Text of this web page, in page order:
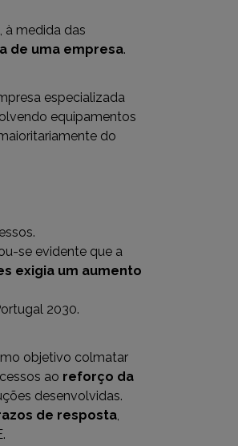
à medida das
de uma empresa.
especializada
equipamentos
do
se evidente que a
exigia um aumento
2030.
objetivo colmatar
ao reforço da
desenvolvidas.
de resposta,